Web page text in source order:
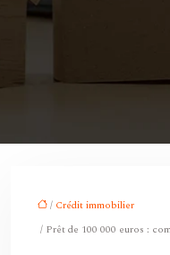
/ Crédit immobilier
/ Prêt de 100 000 euros :